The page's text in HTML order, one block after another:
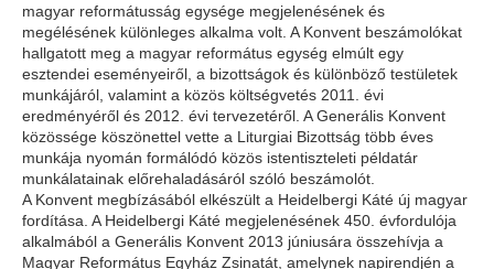
magyar reformátusság egysége megjelenésének és
megélésének különleges alkalma volt. A Konvent beszámolókat
hallgatott meg a magyar református egység elmúlt egy
esztendei eseményeiről, a bizottságok és különböző testületek
munkájáról, valamint a közös költségvetés 2011. évi
eredményéről és 2012. évi tervezetéről. A Generális Konvent
közössége köszönettel vette a Liturgiai Bizottság több éves
munkája nyomán formálódó közös istentiszteleti példatár
munkálatainak előrehaladásáról szóló beszámolót.
A Konvent megbízásából elkészült a Heidelbergi Káté új magyar
fordítása. A Heidelbergi Káté megjelenésének 450. évfordulója
alkalmából a Generális Konvent 2013 júniusára összehívja a
Magyar Református Egyház Zsinatát, amelynek napirendjén a